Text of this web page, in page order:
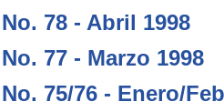
No. 78 - Abril 1998
No. 77 - Marzo 1998
No. 75/76 - Enero/